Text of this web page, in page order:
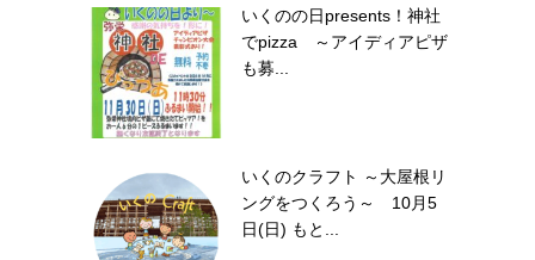
いくのの日presents！神社
でpizza ～アイディアピザ
も募...
いくのクラフト ～大屋根リ
ングをつくろう～ 10月5
日(日) もと...